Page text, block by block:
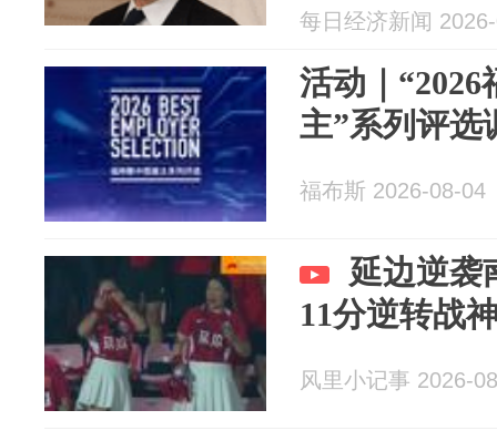
每日经济新闻
活动｜“2026
主”系列评选
福布斯 2026-08-04
延边逆袭
11分逆转战
风里小记事 2026-